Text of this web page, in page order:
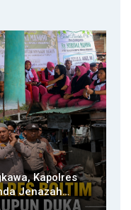
Kapolres
Jenazah…